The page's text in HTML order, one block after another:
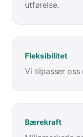
utførelse.
Fleksibilitet
Vi tilpasser oss
Bærekraft